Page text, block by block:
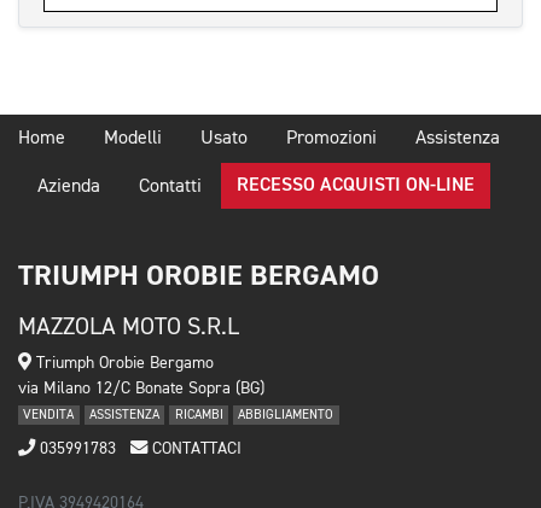
Home Modelli Usato Promozioni Assistenza
Azienda Contatti RECESSO ACQUISTI ON-LINE
TRIUMPH OROBIE BERGAMO
MAZZOLA MOTO S.R.L
Triumph Orobie Bergamo
via Milano 12/C Bonate Sopra (BG)
VENDITA ASSISTENZA RICAMBI ABBIGLIAMENTO
035991783 CONTATTACI
P.IVA 3949420164